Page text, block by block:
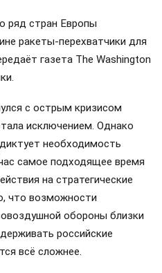
ряд стран Европы
ракеты-перехватчики для
газета The Washington
с острым кризисом
исключением. Однако
необходимость
самое подходящее время
на стратегические
что возможности
обороны близки
российские
всё сложнее.